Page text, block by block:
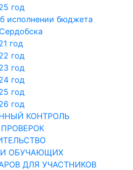
год
исполнении бюджета
год
год
год
год
год
год
КОНТРОЛЬ
ОБУЧАЮЩИХ
ДЛЯ УЧАСТНИКОВ